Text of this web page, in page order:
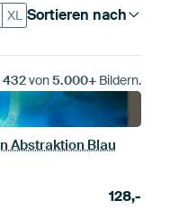
Sortieren nach
XL
432von5.000+Bildern.
Abstraktion Blau
128,-